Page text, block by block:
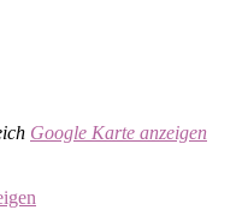
Google Karte anzeigen